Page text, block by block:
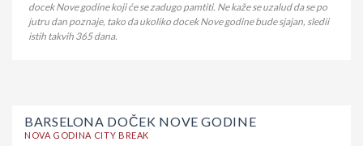
docek Nove godine koji će se zadugo pamtiti. Ne kaže se uzalud da se po
jutru dan poznaje, tako da ukoliko docek Nove godine bude sjajan, sledii
istih takvih 365 dana.
BARSELONA DOČEK NOVE GODINE
NOVA GODINA CITY BREAK